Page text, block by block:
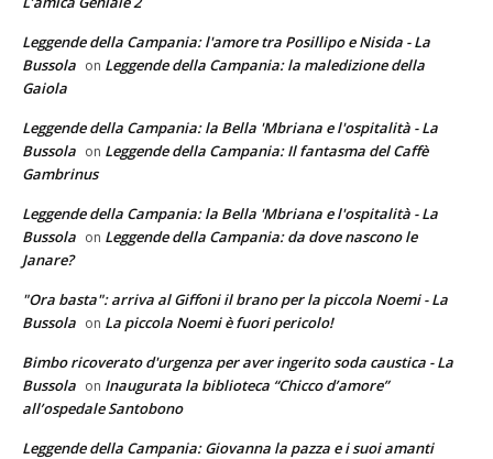
Leggende della Campania: l'amore tra Posillipo e Nisida - La
Bussola on Leggende della Campania: la maledizione della
Gaiola
Leggende della Campania: la Bella 'Mbriana e l'ospitalità - La
Bussola on Leggende della Campania: Il fantasma del Caffè
Gambrinus
Leggende della Campania: la Bella 'Mbriana e l'ospitalità - La
Bussola on Leggende della Campania: da dove nascono le
Janare?
"Ora basta": arriva al Giffoni il brano per la piccola Noemi - La
Bussola on La piccola Noemi è fuori pericolo!
Bimbo ricoverato d'urgenza per aver ingerito soda caustica - La
Bussola on Inaugurata la biblioteca “Chicco d’amore”
all’ospedale Santobono
Leggende della Campania: Giovanna la pazza e i suoi amanti